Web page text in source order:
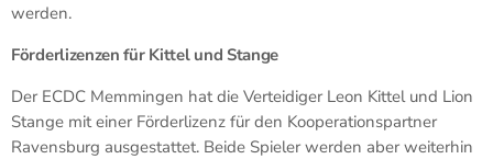
werden.
Förderlizenzen für Kittel und Stange
Der ECDC Memmingen hat die Verteidiger Leon Kittel und Lion
Stange mit einer Förderlizenz für den Kooperationspartner
Ravensburg ausgestattet. Beide Spieler werden aber weiterhin